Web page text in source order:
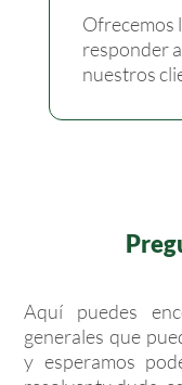
Ofrecemos
responder
nuestros
Aquí puedes
generales que
y esperamos